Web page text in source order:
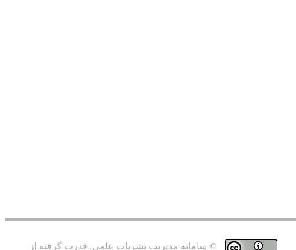
© سامانه مدیریت نشریات علمی. قدرت گرفته از